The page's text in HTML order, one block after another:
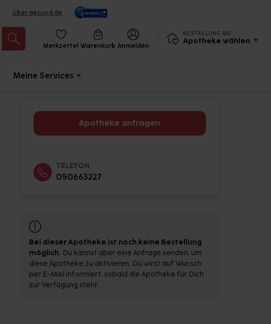
Über gesund.de
Merkzettel Warenkorb Anmelden
BESTELLUNG BEI
Apotheke wählen
Meine Services
Apotheke anfragen
TELEFON
050663227
Bei dieser Apotheke ist noch keine Bestellung
möglich. Du kannst aber eine Anfrage senden, um
diese Apotheke zu aktivieren. Du wirst auf Wunsch
per E-Mail informiert, sobald die Apotheke für Dich
zur Verfügung steht.